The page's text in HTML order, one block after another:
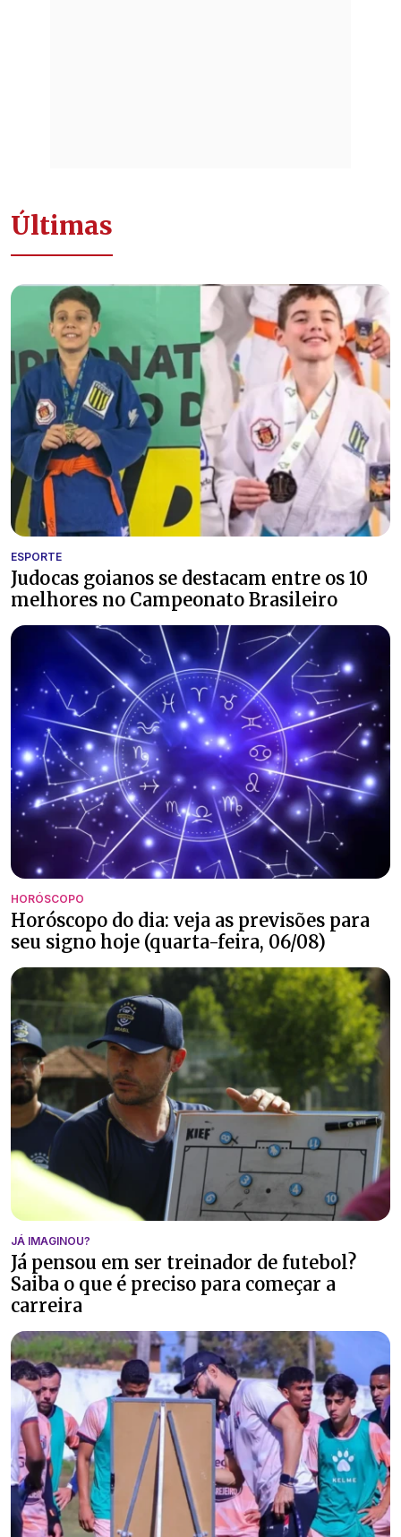
Últimas
ESPORTE
Judocas goianos se destacam entre os 10
melhores no Campeonato Brasileiro
HORÓSCOPO
Horóscopo do dia: veja as previsões para
seu signo hoje (quarta-feira, 06/08)
JÁ IMAGINOU?
Já pensou em ser treinador de futebol?
Saiba o que é preciso para começar a
carreira